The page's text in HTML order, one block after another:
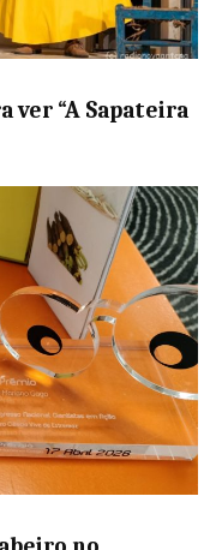
ver “A Sapateira